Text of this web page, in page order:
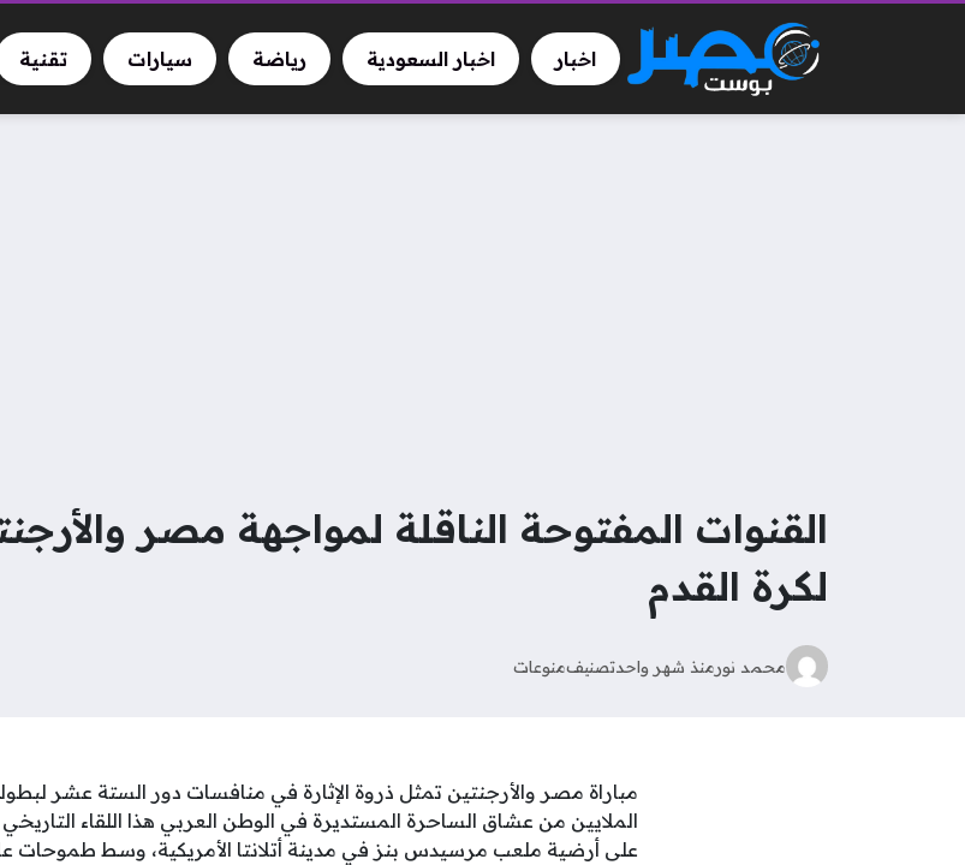
اخبار اخبار السعودية رياضة سيارات تقنية
القنوات المفتوحة الناقلة لمواجهة مصر
لكرة القدم
محمد نورمنذ شهر واحدتصنيفمنوعات
الملايين من عشاق الساحرة المستديرة في الوطن العربي هذا اللقاء
على أرضية ملعب مرسيدس بنز في مدينة أتلانتا الأمريكية، وسط طموحات